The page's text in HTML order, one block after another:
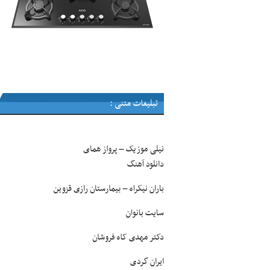
تبلیغات متنی :
نیلی موزیک–پرواز همای
دانلود آهنگ
باران نیکراه–بیمارستان رازی قزوین
سایت بانوان
دکتر مهدی کاه فروشان
ایران گردی